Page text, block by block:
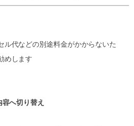
ル代などの別途料金がかからないた
めします
へ切り替え